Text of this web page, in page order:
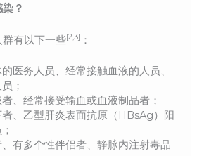
？
有以下一些[2,3] ：
医务人员、经常接触血液的人员、
；
、经常接受输血或血液制品者；
、乙型肝炎表面抗原（HBsAg）阳
有多个性伴侣者、静脉内注射毒品